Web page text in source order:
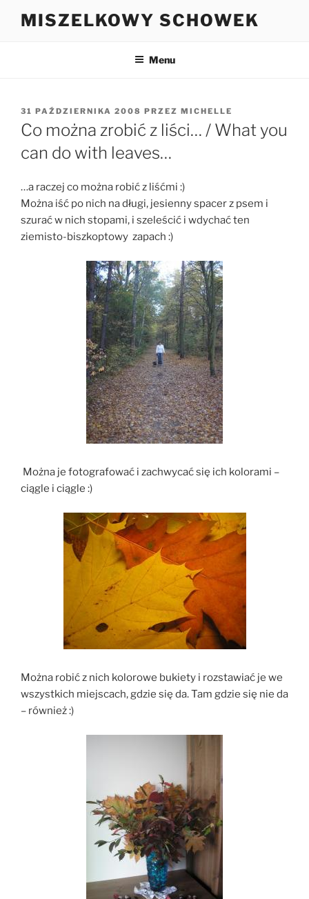
MISZELKOWY SCHOWEK
Menu
OPUBLIKOWANE
W
31 PAŹDZIERNIKA 2008 PRZEZ MICHELLE
Co można zrobić z liści… / What you
can do with leaves…
…a raczej co można robić z liśćmi :)
Można iść po nich na długi, jesienny spacer z psem i
szurać w nich stopami, i szeleścić i wdychać ten
ziemisto-biszkoptowy zapach :)
Można je fotografować i zachwycać się ich kolorami –
ciągle i ciągle :)
Można robić z nich kolorowe bukiety i rozstawiać je we
wszystkich miejscach, gdzie się da. Tam gdzie się nie da
– również :)